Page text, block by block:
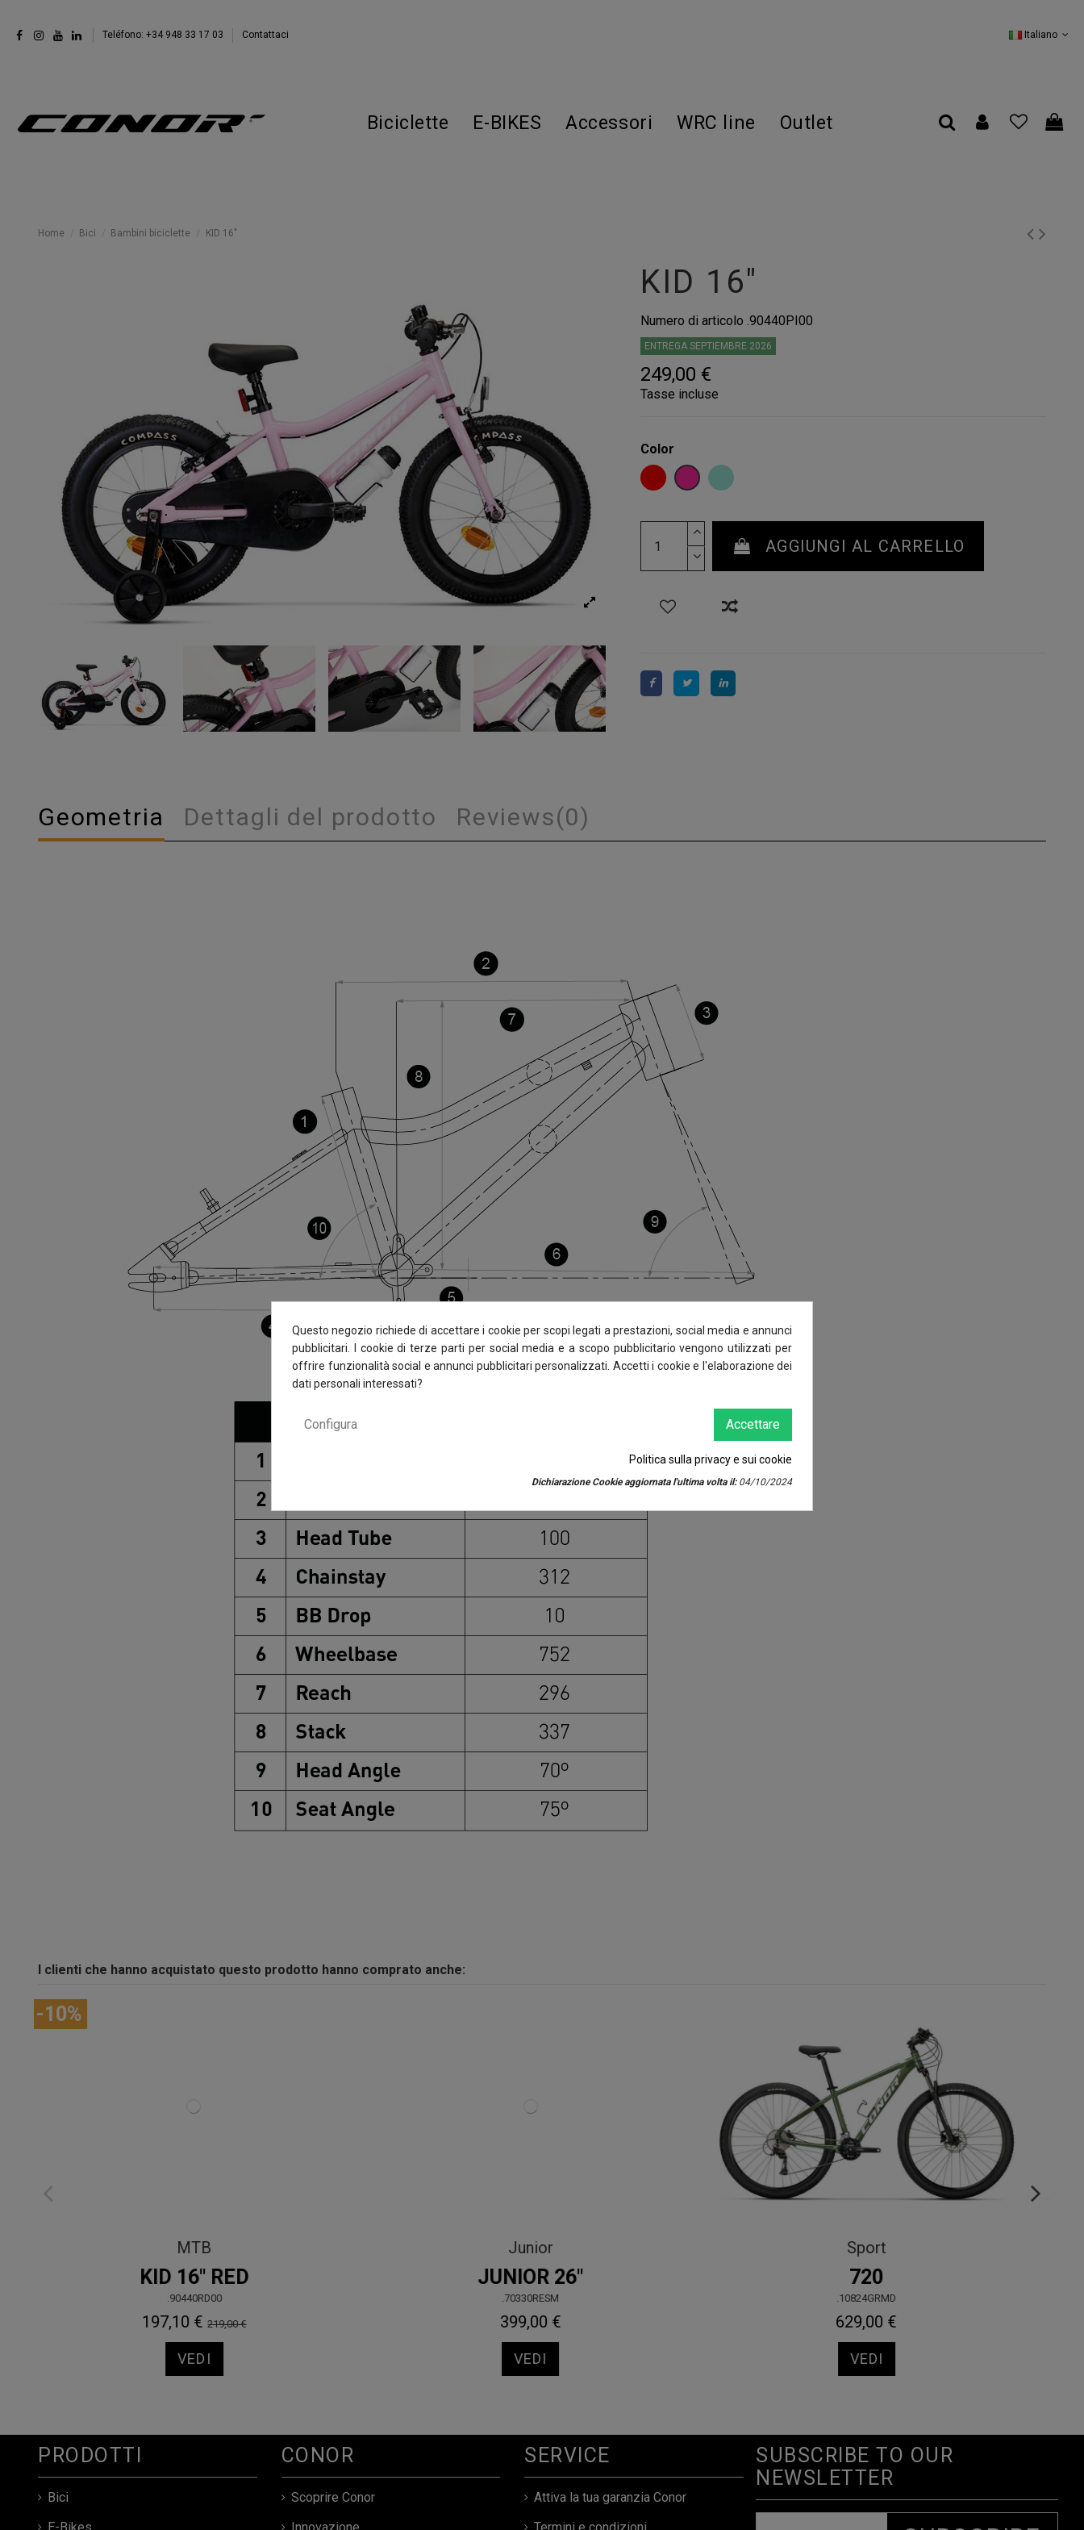
Teléfono: +34 948 33 17 03 Contattaci Italiano
Biciclette E-BIKES Accessori WRC line Outlet
Home Bici Bambini biciclette KID 16"
KID 16"
Numero di articolo .90440PI00
ENTREGA SEPTIEMBRE 2026
249,00 €
Tasse incluse
Color
ROJO
ROSA TURQUESA
AGGIUNGI AL CARRELLO
Geometria Dettagli del prodotto Reviews(0)
I clienti che hanno acquistato questo prodotto hanno comprato anche:
Urbano
MALIBU
.50437BLSM
469,00 €
VEDI
MTB
KID 16" RED
.90440RD00
197,10 €219,00 €
VEDI
Junior
JUNIOR 26"
.70330RESM
399,00 €
VEDI
PRODOTTI
Bici
CONOR
Scoprire Conor
SERVICE
Attiva la tua garanzia Conor
SUBSCRIBE TO OUR
NEWSLETTER
Questo negozio richiede di accettare i cookie per scopi legati a prestazioni, social media e annunci
pubblicitari. I cookie di terze parti per social media e a scopo pubblicitario vengono utilizzati per
offrire funzionalità social e annunci pubblicitari personalizzati. Accetti i cookie e l'elaborazione dei
dati personali interessati?
Accettare
Configura
Politica sulla privacy e sui cookie
Dichiarazione Cookie aggiornata l'ultima volta il:04/10/2024